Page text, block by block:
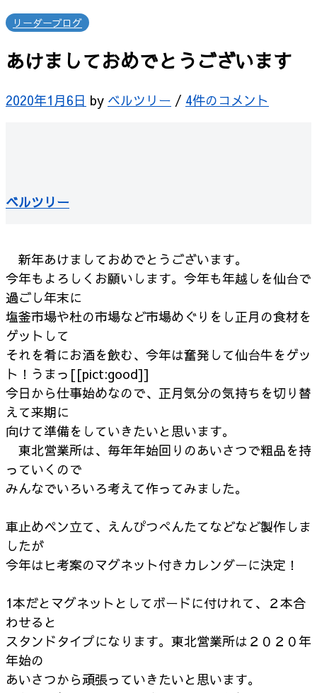
リーダーブログ
あけましておめでとうございます
2020年1月6日 by ベルツリー / 4件のコメント
ベルツリー
新年あけましておめでとうございます。
今年もよろしくお願いします。今年も年越しを仙台で
過ごし年末に
塩釜市場や杜の市場など市場めぐりをし正月の食材を
ゲットして
それを肴にお酒を飲む、今年は奮発して仙台牛をゲッ
ト！うまっ[[pict:good]]
今日から仕事始めなので、正月気分の気持ちを切り替
えて来期に
向けて準備をしていきたいと思います。
東北営業所は、毎年年始回りのあいさつで粗品を持
っていくので
みんなでいろいろ考えて作ってみました。
車止めペン立て、えんぴつぺんたてなどなど製作しま
したが
今年はヒ考案のマグネット付きカレンダーに決定！
1本だとマグネットとしてボードに付けれて、２本合
わせると
スタンドタイプになります。東北営業所は２０２０年
年始の
あいさつから頑張っていきたいと思います。